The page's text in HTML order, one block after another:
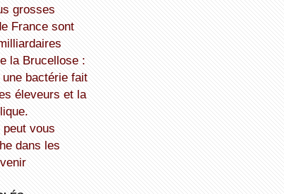
France sont
bactérie fait
éleveurs et la
dans les